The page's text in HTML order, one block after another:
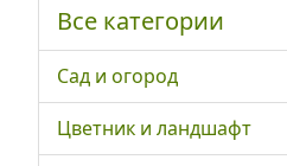
Все категории
Сад и огород
Цветник и ландшафт